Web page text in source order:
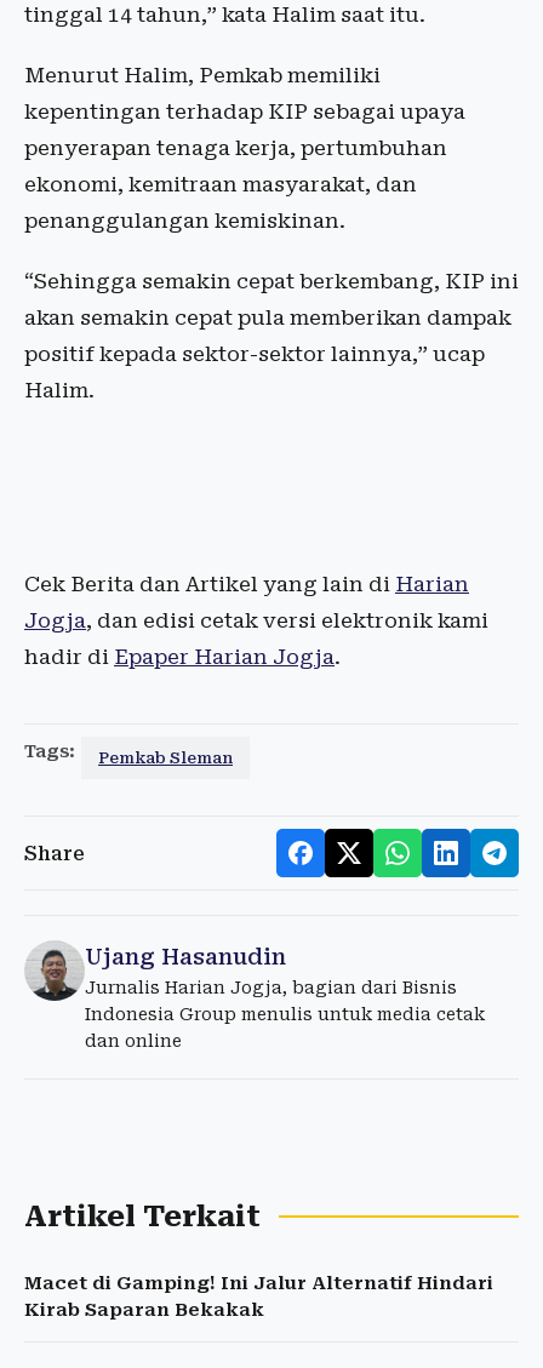
tinggal 14 tahun,” kata Halim saat itu.
Menurut Halim, Pemkab memiliki
kepentingan terhadap KIP sebagai upaya
penyerapan tenaga kerja, pertumbuhan
ekonomi, kemitraan masyarakat, dan
penanggulangan kemiskinan.
“Sehingga semakin cepat berkembang, KIP ini
akan semakin cepat pula memberikan dampak
positif kepada sektor-sektor lainnya,” ucap
Halim.
Cek Berita dan Artikel yang lain di Harian
Jogja, dan edisi cetak versi elektronik kami
hadir di Epaper Harian Jogja.
Tags: Pemkab Sleman
Share
Ujang Hasanudin
Jurnalis Harian Jogja, bagian dari Bisnis
Indonesia Group menulis untuk media cetak
dan online
Artikel Terkait
Macet di Gamping! Ini Jalur Alternatif Hindari
Kirab Saparan Bekakak